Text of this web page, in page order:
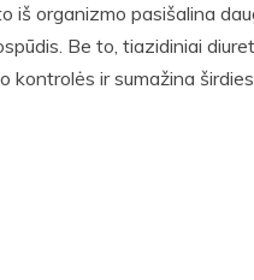
iš organizmo pasišalina
Be to, tiazidiniai
kontrolės ir sumažina